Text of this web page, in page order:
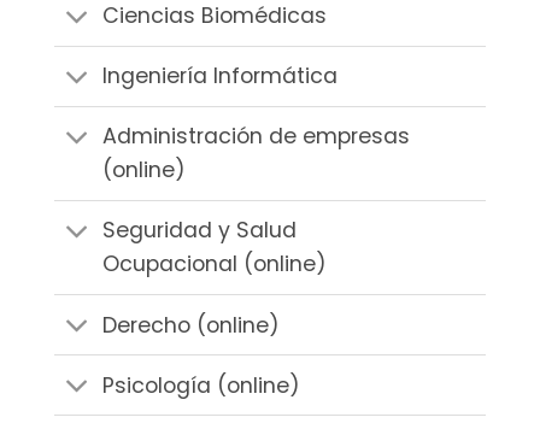
Ciencias Biomédicas
Ingeniería Informática
Administración de empresas
(online)
Seguridad y Salud
Ocupacional (online)
Derecho (online)
Psicología (online)